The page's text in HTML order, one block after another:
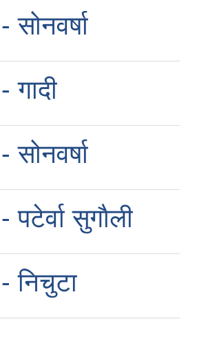
गादी
सुगाैली
निचुटा